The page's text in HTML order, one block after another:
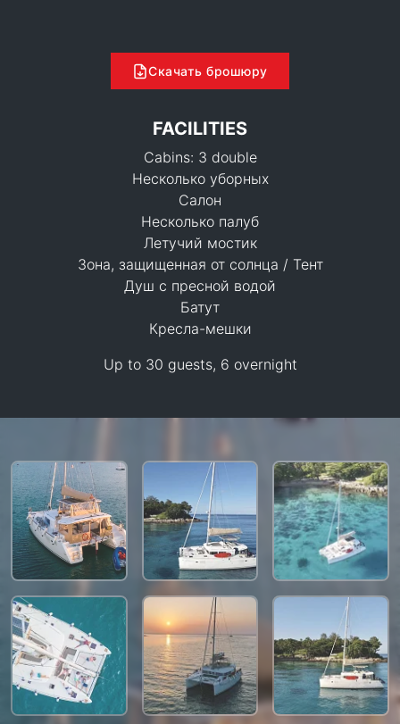
38,800 THB
Скачать брошюру
FACILITIES
Cabins: 3 double
Несколько уборных
Салон
Несколько палуб
Летучий мостик
Зона, защищенная от солнца / Тент
Душ с пресной водой
Батут
Кресла-мешки
Up to 30 guests, 6 overnight